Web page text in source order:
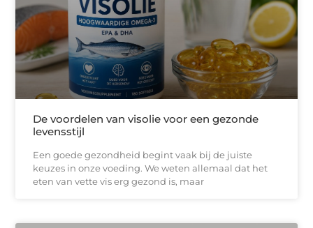
De voordelen van visolie voor een gezonde
levensstijl
Een goede gezondheid begint vaak bij de juiste
keuzes in onze voeding. We weten allemaal dat het
eten van vette vis erg gezond is, maar